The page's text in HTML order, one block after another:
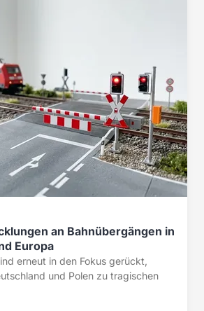
an Bahnübergängen in
Europa
erneut in den Fokus gerückt,
und Polen zu tragischen